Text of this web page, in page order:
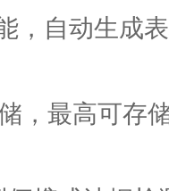
，自动生成
，最高可存